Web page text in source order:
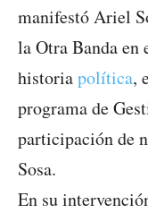
manifestó Ariel
la Otra Banda en
historiapolítica,
programa de
participación de
Sosa.
En su